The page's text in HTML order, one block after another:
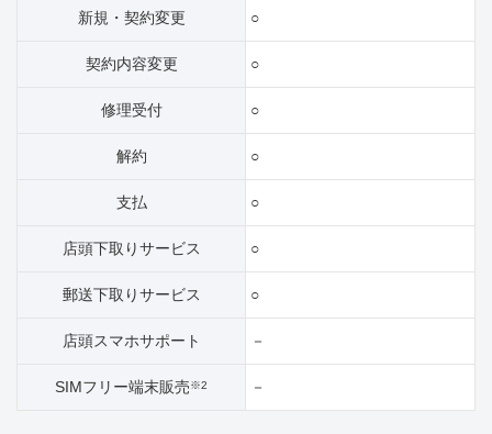
新規・契約変更 ○
契約内容変更 ○
修理受付 ○
解約 ○
支払 ○
店頭下取りサービス ○
郵送下取りサービス ○
店頭スマホサポート －
SIMフリー端末販売※2 －